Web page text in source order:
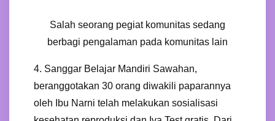
Salah seorang pegiat komunitas sedang
berbagi pengalaman pada komunitas lain
4. Sanggar Belajar Mandiri Sawahan,
beranggotakan 30 orang diwakili paparannya
oleh Ibu Narni telah melakukan sosialisasi